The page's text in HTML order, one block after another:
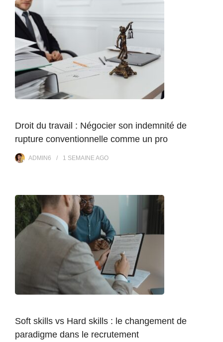
Droit du travail : Négocier son indemnité de
rupture conventionnelle comme un pro
ADMIN6 1 SEMAINE AGO
Soft skills vs Hard skills : le changement de
paradigme dans le recrutement